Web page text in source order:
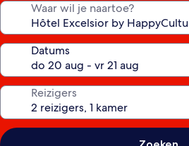
Waar wil je naartoe?
Datums
Reizigers